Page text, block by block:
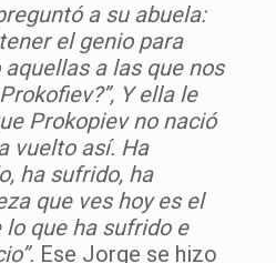
a su abuela:
el genio para
a las que nos
Y ella le
Prokopiev no nació
vuelto así. Ha
ha sufrido, ha
que ves hoy es el
lo que ha sufrido e
Ese Jorge se hizo